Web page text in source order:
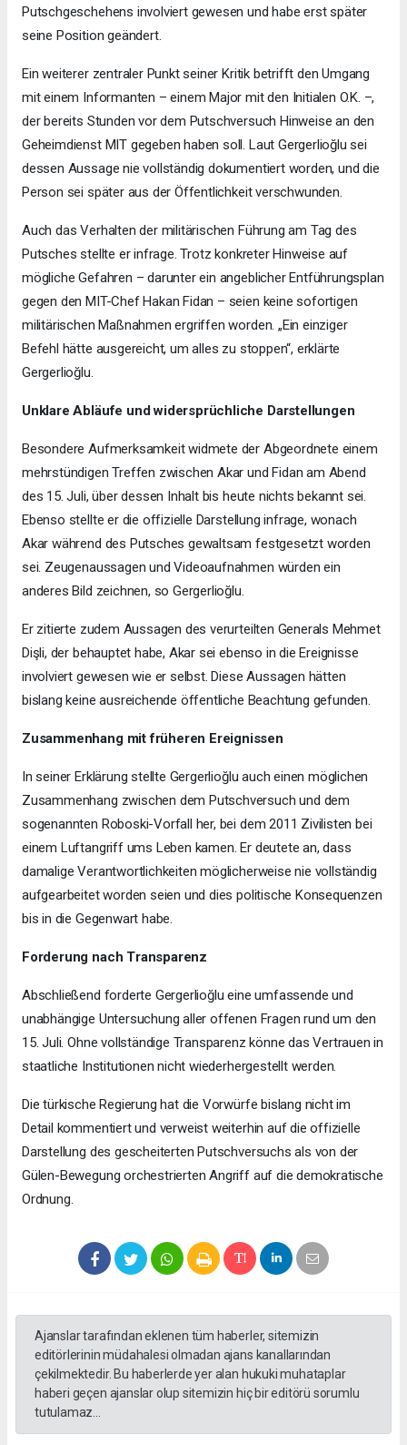
Putschgeschehens involviert gewesen und habe erst später
seine Position geändert.
Ein weiterer zentraler Punkt seiner Kritik betrifft den Umgang
mit einem Informanten – einem Major mit den Initialen O.K. –,
der bereits Stunden vor dem Putschversuch Hinweise an den
Geheimdienst MIT gegeben haben soll. Laut Gergerlioğlu sei
dessen Aussage nie vollständig dokumentiert worden, und die
Person sei später aus der Öffentlichkeit verschwunden.
Auch das Verhalten der militärischen Führung am Tag des
Putsches stellte er infrage. Trotz konkreter Hinweise auf
mögliche Gefahren – darunter ein angeblicher Entführungsplan
gegen den MIT-Chef Hakan Fidan – seien keine sofortigen
militärischen Maßnahmen ergriffen worden. „Ein einziger
Befehl hätte ausgereicht, um alles zu stoppen“, erklärte
Gergerlioğlu.
Unklare Abläufe und widersprüchliche Darstellungen
Besondere Aufmerksamkeit widmete der Abgeordnete einem
mehrstündigen Treffen zwischen Akar und Fidan am Abend
des 15. Juli, über dessen Inhalt bis heute nichts bekannt sei.
Ebenso stellte er die offizielle Darstellung infrage, wonach
Akar während des Putsches gewaltsam festgesetzt worden
sei. Zeugenaussagen und Videoaufnahmen würden ein
anderes Bild zeichnen, so Gergerlioğlu.
Er zitierte zudem Aussagen des verurteilten Generals Mehmet
Dişli, der behauptet habe, Akar sei ebenso in die Ereignisse
involviert gewesen wie er selbst. Diese Aussagen hätten
bislang keine ausreichende öffentliche Beachtung gefunden.
Zusammenhang mit früheren Ereignissen
In seiner Erklärung stellte Gergerlioğlu auch einen möglichen
Zusammenhang zwischen dem Putschversuch und dem
sogenannten Roboski-Vorfall her, bei dem 2011 Zivilisten bei
einem Luftangriff ums Leben kamen. Er deutete an, dass
damalige Verantwortlichkeiten möglicherweise nie vollständig
aufgearbeitet worden seien und dies politische Konsequenzen
bis in die Gegenwart habe.
Forderung nach Transparenz
Abschließend forderte Gergerlioğlu eine umfassende und
unabhängige Untersuchung aller offenen Fragen rund um den
15. Juli. Ohne vollständige Transparenz könne das Vertrauen in
staatliche Institutionen nicht wiederhergestellt werden.
Die türkische Regierung hat die Vorwürfe bislang nicht im
Detail kommentiert und verweist weiterhin auf die offizielle
Darstellung des gescheiterten Putschversuchs als von der
Gülen-Bewegung orchestrierten Angriff auf die demokratische
Ordnung.
Ajanslar tarafından eklenen tüm haberler, sitemizin
editörlerinin müdahalesi olmadan ajans kanallarından
çekilmektedir. Bu haberlerde yer alan hukuki muhataplar
haberi geçen ajanslar olup sitemizin hiç bir editörü sorumlu
tutulamaz...